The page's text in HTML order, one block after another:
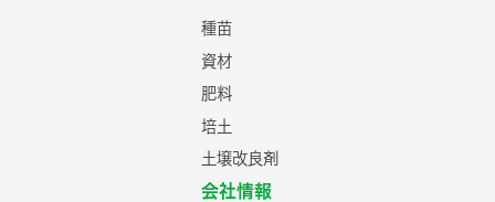
種苗
資材
肥料
培土
土壌改良剤
会社情報